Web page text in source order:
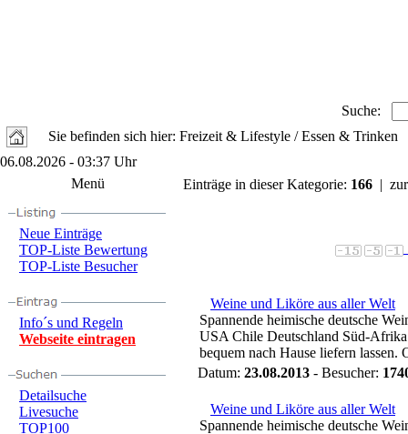
Suche:
Sie befinden sich hier: Freizeit & Lifestyle / Essen & Trinken
06.08.2026 - 03:37 Uhr
Menü
Neue Einträge
TOP-Liste Bewertung
TOP-Liste Besucher
Info´s und Regeln
Webseite eintragen
Detailsuche
Livesuche
TOP100
Einträge in dieser Kategorie: 166 |
Weine und Liköre aus aller Welt
Spannende heimische deutsche
USA Chile Deutschland Süd-
bequem nach Hause liefern lassen.
Datum: 23.08.2013 - Besucher:
Weine und Liköre aus aller Welt
Spannende heimische deutsche